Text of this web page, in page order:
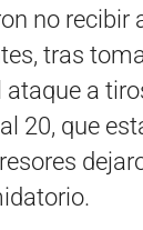
no recibir
tras
a
20, que